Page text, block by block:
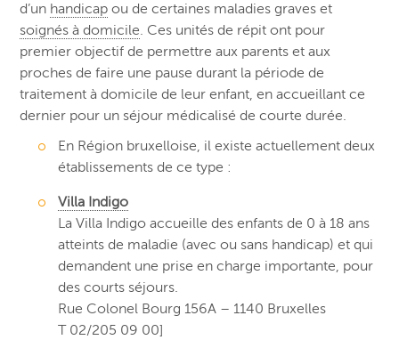
d’un handicap ou de certaines maladies graves et
soignés à domicile. Ces unités de répit ont pour
premier objectif de permettre aux parents et aux
proches de faire une pause durant la période de
traitement à domicile de leur enfant, en accueillant ce
dernier pour un séjour médicalisé de courte durée.
En Région bruxelloise, il existe actuellement deux
établissements de ce type :
Villa Indigo
La Villa Indigo accueille des enfants de 0 à 18 ans
atteints de maladie (avec ou sans handicap) et qui
demandent une prise en charge importante, pour
des courts séjours.
Rue Colonel Bourg 156A – 1140 Bruxelles
T 02/205 09 00]